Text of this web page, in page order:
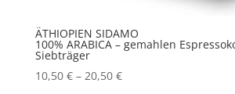
ÄTHIOPIEN SIDAMO
100% ARABICA – gemahlen
Siebträger
10,50 €– 20,50 €